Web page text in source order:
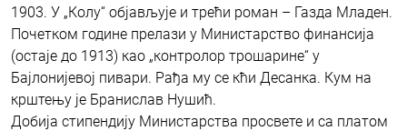
1903. У „Колу“ објављује и трећи роман – Газда Младен.
Почетком године прелази у Министарство финансија
(остаје до 1913) као „контролор трошарине“ у
Бајлонијевој пивари. Рађа му се кћи Десанка. Кум на
крштењу је Бранислав Нушић.
Добија стипендију Министарства просвете и са платом